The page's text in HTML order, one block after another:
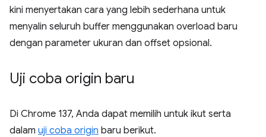
kini menyertakan cara yang lebih sederhana untuk
menyalin seluruh buffer menggunakan overload baru
dengan parameter ukuran dan offset opsional.
Uji coba origin baru
Di Chrome 137, Anda dapat memilih untuk ikut serta
dalam uji coba origin baru berikut.